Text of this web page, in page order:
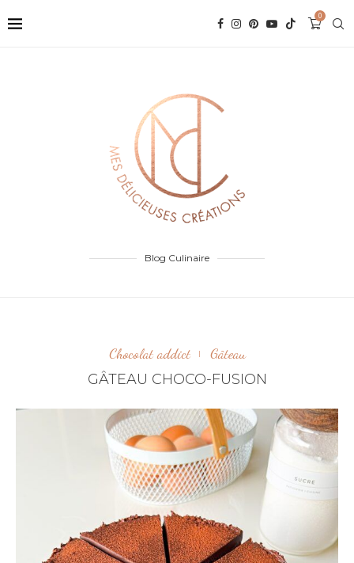
0
Blog Culinaire
Chocolat addict
Gâteau
GÂTEAU CHOCO-FUSION